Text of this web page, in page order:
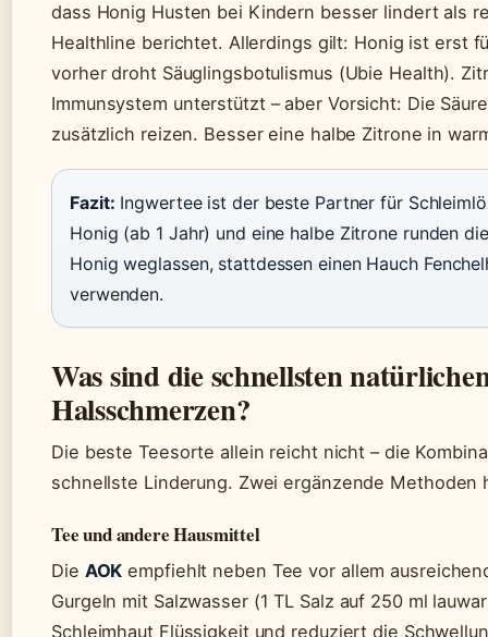
dass Honig Husten bei Kindern besser lindert als
Healthline berichtet. Allerdings gilt: Honig ist erst
vorher droht Säuglingsbotulismus (Ubie Health).
Immunsystem unterstützt – aber Vorsicht: Die
zusätzlich reizen. Besser eine halbe Zitrone in
Fazit: Ingwertee ist der beste Partner für
Honig (ab 1 Jahr) und eine halbe Zitrone runden
Honig weglassen, stattdessen einen Hauch
verwenden.
Was sind die schnellsten
Halsschmerzen?
Die beste Teesorte allein reicht nicht – die
schnellste Linderung. Zwei ergänzende
Tee und andere Hausmittel
Die AOK empfiehlt neben Tee vor allem
Gurgeln mit Salzwasser (1 TL Salz auf 250 ml
Schleimhaut Flüssigkeit und reduziert die